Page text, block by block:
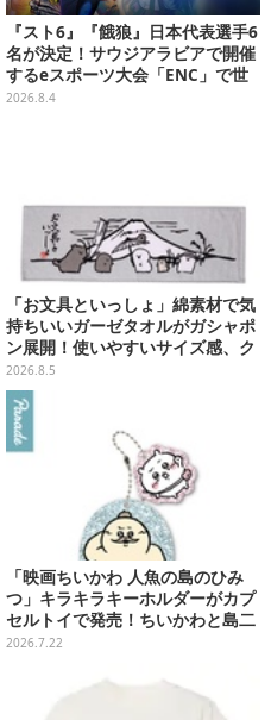
『スト6』『餓狼』日本代表選手6
名が決定！サウジアラビアで開催
するeスポーツ大会「ENC」で世
界に挑む
2026.8.4
「お文具といっしょ」綿素材で気
持ちいいガーゼタオルがガシャポ
ン展開！使いやすいサイズ感、ク
ールな和柄や可愛らしいお寿司な
ど全4種
2026.8.5
「映画ちいかわ 人魚の島のひみ
つ」キラキラキーホルダーがカプ
セルトイで発売！ちいかわと島二
郎など全8種、2個セットのスペシ
2026.7.22